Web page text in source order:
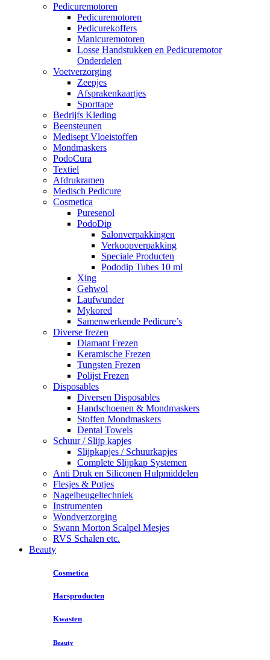
Pedicuremotoren
Pedicuremotoren
Pedicurekoffers
Manicuremotoren
Losse Handstukken en Pedicuremotor
Onderdelen
Voetverzorging
Zeepjes
Afsprakenkaartjes
Sporttape
Bedrijfs Kleding
Beensteunen
Medisept Vloeistoffen
Mondmaskers
PodoCura
Textiel
Afdrukramen
Medisch Pedicure
Cosmetica
Puresenol
PodoDip
Salonverpakkingen
Verkoopverpakking
Speciale Producten
Pododip Tubes 10 ml
Xing
Gehwol
Laufwunder
Mykored
Samenwerkende Pedicure’s
Diverse frezen
Diamant Frezen
Keramische Frezen
Tungsten Frezen
Polijst Frezen
Disposables
Diversen Disposables
Handschoenen & Mondmaskers
Stoffen Mondmaskers
Dental Towels
Schuur / Slijp kapjes
Slijpkapjes / Schuurkapjes
Complete Slijpkap Systemen
Anti Druk en Siliconen Hulpmiddelen
Flesjes & Potjes
Nagelbeugeltechniek
Instrumenten
Wondverzorging
Swann Morton Scalpel Mesjes
RVS Schalen etc.
Beauty
Cosmetica
Harsproducten
Kwasten
Beauty